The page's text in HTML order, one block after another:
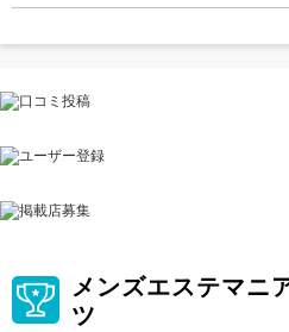
メンズエステマニ
ツ